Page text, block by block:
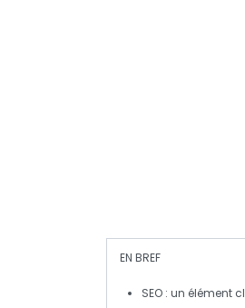
EN BREF
SEO : un élément